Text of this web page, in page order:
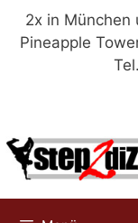
Zum
Inhalt
2x in München
Pineapple